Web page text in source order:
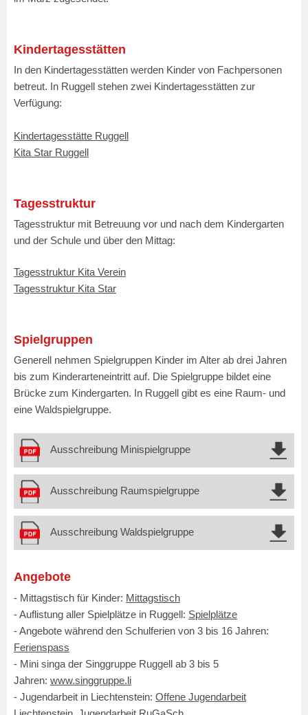
Kindertagesstätten
In den Kindertagesstätten werden Kinder von Fachpersonen
betreut. In Ruggell stehen zwei Kindertagesstätten zur
Verfügung:
Kindertagesstätte Ruggell
Kita Star Ruggell
Tagesstruktur
Tagesstruktur mit Betreuung vor und nach dem Kindergarten
und der Schule und über den Mittag:
Tagesstruktur Kita Verein
Tagesstruktur Kita Star
Spielgruppen
Generell nehmen Spielgruppen Kinder im Alter ab drei Jahren
bis zum Kinderarteneintritt auf. Die Spielgruppe bildet eine
Brücke zum Kindergarten. In Ruggell gibt es eine Raum- und
eine Waldspielgruppe.
Ausschreibung Minispielgruppe
Ausschreibung Raumspielgruppe
Ausschreibung Waldspielgruppe
Angebote
- Mittagstisch für Kinder: Mittagstisch
- Auflistung aller Spielplätze in Ruggell: Spielplätze
- Angebote während den Schulferien von 3 bis 16 Jahren:
Ferienspass
- Mini singa der Singgruppe Ruggell ab 3 bis 5
Jahren: www.singgruppe.li
- Jugendarbeit in Liechtenstein: Offene Jugendarbeit